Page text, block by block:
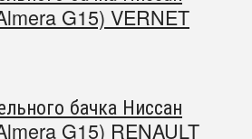
G15) VERNET
бачка Ниссан
G15) RENAULT